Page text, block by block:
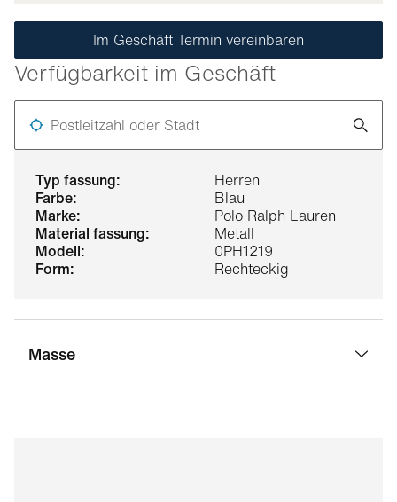
typ fassung:
Herren
farbe:
Blau
marke:
Polo Ralph Lauren
material fassung:
Metall
modell:
0PH1219
form:
Rechteckig
Masse
Im Geschäft Termin vereinbaren
Verfügbarkeit im Geschäft
Postleitzahl oder Stadt